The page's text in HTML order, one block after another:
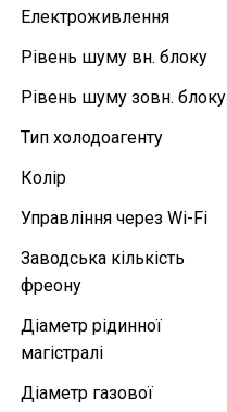
Електроживлення
Рівень шуму вн. блоку
Рівень шуму зовн. блоку
Тип холодоагенту
Колір
Управління через Wi-Fi
Заводська кількість
фреону
Діаметр рідинної
магістралі
Діаметр газової